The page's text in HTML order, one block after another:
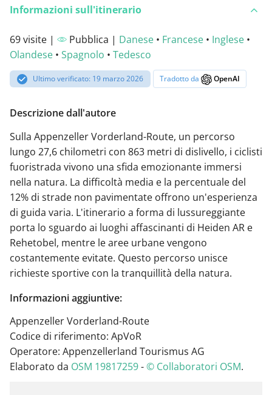
Informazioni sull'itinerario
69 visite | Pubblica | Danese • Francese • Inglese •
Olandese • Spagnolo • Tedesco
Ultimo verificato: 19 marzo 2026 Tradotto da OpenAI
Descrizione dall'autore
Sulla Appenzeller Vorderland-Route, un percorso
lungo 27,6 chilometri con 863 metri di dislivello, i ciclisti
fuoristrada vivono una sfida emozionante immersi
nella natura. La difficoltà media e la percentuale del
12% di strade non pavimentate offrono un'esperienza
di guida varia. L'itinerario a forma di lussureggiante
porta lo sguardo ai luoghi affascinanti di Heiden AR e
Rehetobel, mentre le aree urbane vengono
costantemente evitate. Questo percorso unisce
richieste sportive con la tranquillità della natura.
Informazioni aggiuntive:
Appenzeller Vorderland-Route
Codice di riferimento: ApVoR
Operatore: Appenzellerland Tourismus AG
Elaborato da OSM 19817259-© Collaboratori OSM.